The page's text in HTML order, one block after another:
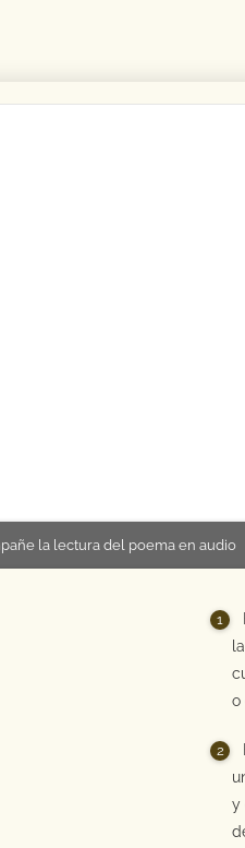
la lectura del poema en audio
o
y